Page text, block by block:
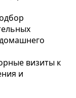
визиты к
и